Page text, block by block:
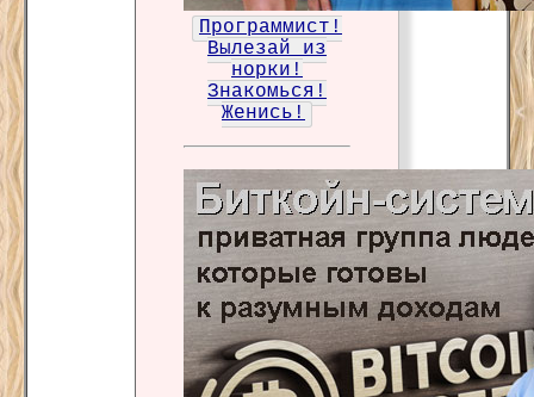
Программист!
Вылезай из
норки!
Знакомься!
Женись!